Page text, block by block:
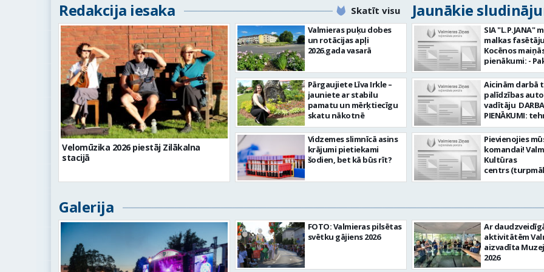
Redakcija iesaka Skatīt visu Jaunākie
Velomūzika 2026 piestāj Zilākalna
stacijā
Valmieras puķu dobes
un rotācijas apļi
2026.gada vasarā
Pārgaujiete Līva Irkle –
jauniete ar stabilu
pamatu un mērķtiecīgu
skatu nākotnē
Vidzemes slimnīcā asins
krājumi pietiekami
šodien, bet kā būs rīt?
SIA "L.P.JANA"
malkas
Kocēnos maiņās.
pienākumi: -
kamīnmalku,
darba
Marķēt un
gatavo
Rūpēties par
darba vietā Prasības
kandidātiem: -
fiziskā izturība
Precizitāte un
Prasme un
komandā Uzņēmums
EUR 1200
laikā izmaksātu
Profesionālus
atbalstošus
Lūgums CV sūtīt
pastu:
Aicinām darbā
palīdzības
vadītāju DARBA
PIENĀKUMI:
palīdzības
evakuācija
remonts
profesionālā
vispārējā vidējā
DE, CE
vadītāja
Pievienojies
komandai!
Kultūras
centrs
Iestāde) aicina
nenoteiktu
vietas adrese:
10, Valmiera Ja Tev ir
vēlme:
skaņas un
iekārtu un to
Galerija
FOTO: Valmieras pilsētas
svētku gājiens 2026
Ar
aktivitātēm
aizvadīta
2026